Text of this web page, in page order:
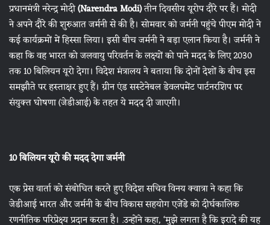
प्रधानमंत्री नरेन्द्र मोदी(Narendra Modi)तीन दिवसीय यूरोप दौरे पर हैं। मोदी
ने अपने दौरे की शुरुआत जर्मनी से की है। सोमवार को जर्मनी पहुंचे पीएम मोदी ने
कई कार्यक्रमों में हिस्सा लिया। इसी बीच जर्मनी ने बड़ा एलान किया है। जर्मनी ने
कहा कि वह भारत को जलवायु परिवर्तन के लक्ष्यों को पाने मदद के लिए 2030
तक 10 बिलियन यूरो देगा। विदेश मंत्रालय ने बताया कि दोनों देशों के बीच इस
समझौते पर हस्ताक्षर हुए हैं। ग्रीन एंड सस्टेनेबल डेवलपमेंट पार्टनरशिप पर
संयुक्त घोषणा (जेडीआई) के तहत ये मदद दी जाएगी।
10 बिलियन यूरो की मदद देगा जर्मनी
एक प्रेस वार्ता को संबोधित करते हुए विदेश सचिव विनय क्वात्रा ने कहा कि
जेडीआई भारत और जर्मनी के बीच विकास सहयोग एजेंडे को दीर्घकालिक
रणनीतिक परिप्रेक्ष्य प्रदान करता है। .उन्होंने कहा, ‘मुझे लगता है कि इरादे की यह